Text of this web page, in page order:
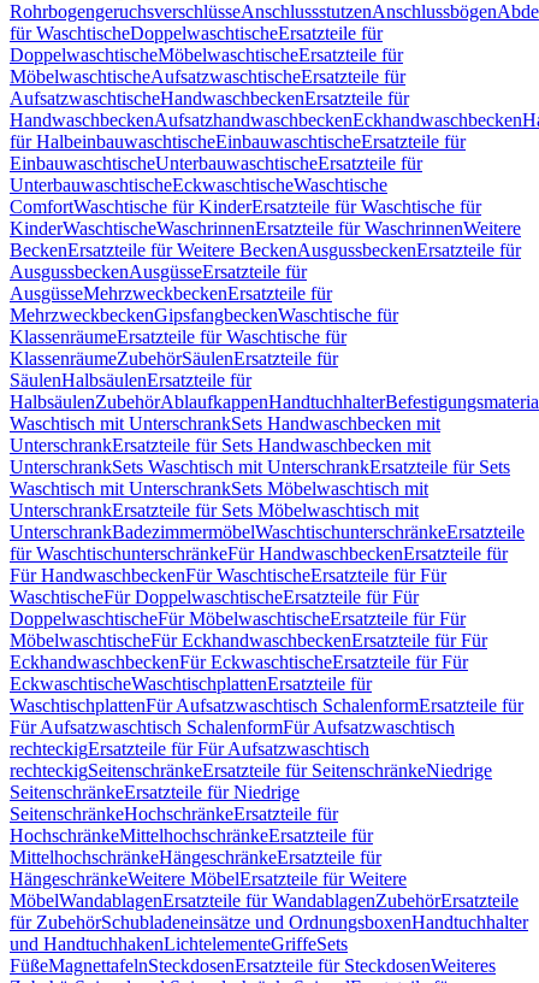
RohrbogengeruchsverschlüsseAnschlussstutzenAnschlussbögen
für WaschtischeDoppelwaschtischeErsatzteile für
DoppelwaschtischeMöbelwaschtischeErsatzteile für
MöbelwaschtischeAufsatzwaschtischeErsatzteile für
AufsatzwaschtischeHandwaschbeckenErsatzteile für
HandwaschbeckenAufsatzhandwaschbeckenEckhandwaschbecken
für HalbeinbauwaschtischeEinbauwaschtischeErsatzteile für
EinbauwaschtischeUnterbauwaschtischeErsatzteile für
UnterbauwaschtischeEckwaschtischeWaschtische
ComfortWaschtische für KinderErsatzteile für Waschtische für
KinderWaschtischeWaschrinnenErsatzteile für WaschrinnenWeitere
BeckenErsatzteile für Weitere BeckenAusgussbeckenErsatzteile für
AusgussbeckenAusgüsseErsatzteile für
AusgüsseMehrzweckbeckenErsatzteile für
MehrzweckbeckenGipsfangbeckenWaschtische für
KlassenräumeErsatzteile für Waschtische für
KlassenräumeZubehörSäulenErsatzteile für
SäulenHalbsäulenErsatzteile für
HalbsäulenZubehörAblaufkappenHandtuchhalter
Waschtisch mit UnterschrankSets Handwaschbecken mit
UnterschrankErsatzteile für Sets Handwaschbecken mit
UnterschrankSets Waschtisch mit UnterschrankErsatzteile für Sets
Waschtisch mit UnterschrankSets Möbelwaschtisch mit
UnterschrankErsatzteile für Sets Möbelwaschtisch mit
UnterschrankBadezimmermöbelWaschtischunterschränkeErsatzteile
für WaschtischunterschränkeFür HandwaschbeckenErsatzteile für
Für HandwaschbeckenFür WaschtischeErsatzteile für Für
WaschtischeFür DoppelwaschtischeErsatzteile für Für
DoppelwaschtischeFür MöbelwaschtischeErsatzteile für Für
MöbelwaschtischeFür EckhandwaschbeckenErsatzteile für Für
EckhandwaschbeckenFür EckwaschtischeErsatzteile für Für
EckwaschtischeWaschtischplattenErsatzteile für
WaschtischplattenFür Aufsatzwaschtisch SchalenformErsatzteile für
Für Aufsatzwaschtisch SchalenformFür Aufsatzwaschtisch
rechteckigErsatzteile für Für Aufsatzwaschtisch
rechteckigSeitenschränkeErsatzteile für SeitenschränkeNiedrige
SeitenschränkeErsatzteile für Niedrige
SeitenschränkeHochschränkeErsatzteile für
HochschränkeMittelhochschränkeErsatzteile für
MittelhochschränkeHängeschränkeErsatzteile für
HängeschränkeWeitere MöbelErsatzteile für Weitere
MöbelWandablagenErsatzteile für WandablagenZubehörErsatzteile
für ZubehörSchubladeneinsätze und OrdnungsboxenHandtuchhalter
und HandtuchhakenLichtelementeGriffeSets
FüßeMagnettafelnSteckdosenErsatzteile für SteckdosenWeiteres